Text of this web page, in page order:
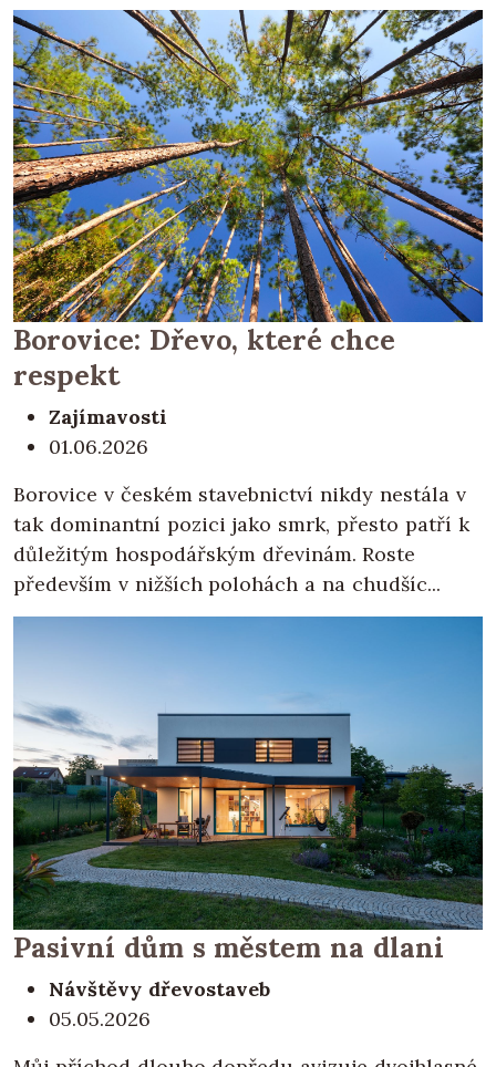
Borovice: Dřevo, které chce
respekt
Zajímavosti
01.06.2026
Borovice v českém stavebnictví nikdy nestála v
tak dominantní pozici jako smrk, přesto patří k
důležitým hospodářským dřevinám. Roste
především v nižších polohách a na chudšíc...
Pasivní dům s městem na dlani
Návštěvy dřevostaveb
05.05.2026